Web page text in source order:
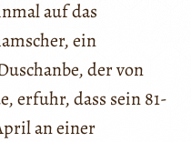
auf das
ein
der von
erfuhr, dass sein 81-
an einer